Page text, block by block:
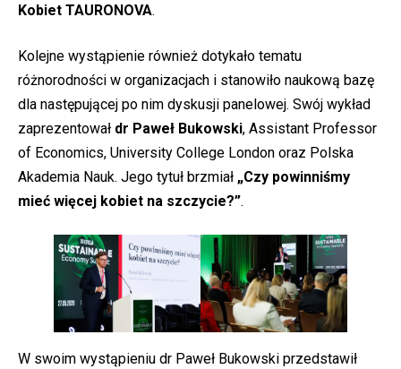
Kobiet TAURONOVA.
Kolejne wystąpienie również dotykało tematu
różnorodności w organizacjach i stanowiło naukową bazę
dla następującej po nim dyskusji panelowej. Swój wykład
zaprezentował dr Paweł Bukowski, Assistant Professor
of Economics, University College London oraz Polska
Akademia Nauk. Jego tytuł brzmiał „Czy powinniśmy
mieć więcej kobiet na szczycie?”.
W swoim wystąpieniu dr Paweł Bukowski przedstawił